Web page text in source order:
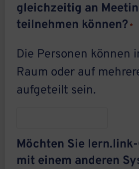
gleichzeitig an
teilnehmen können? *
Die Personen können
Raum oder auf
aufgeteilt sein.
Möchten Sie
mit einem anderen